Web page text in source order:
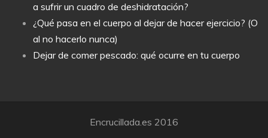
a sufrir un cuadro de deshidratación?
¿Qué pasa en el cuerpo al dejar de hacer ejercicio? (O
al no hacerlo nunca)
Dejar de comer pescado: qué ocurre en tu cuerpo
Encrucillada.es 2016